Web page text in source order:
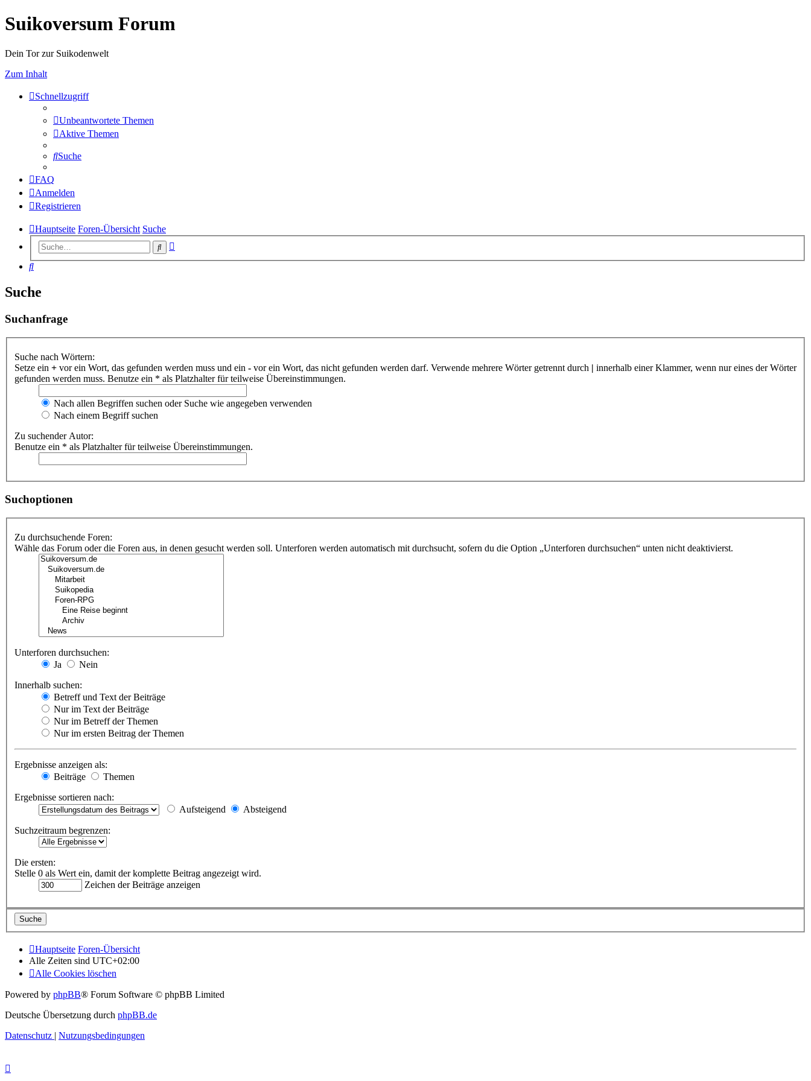
Suikoversum Forum
Dein Tor zur Suikodenwelt
Zum Inhalt
Schnellzugriff
Unbeantwortete Themen
Aktive Themen
Suche
FAQ
Anmelden
Registrieren
Hauptseite Foren-Übersicht Suche
Suche
Suche
Suche
Suchanfrage
Suche nach Wörtern:
Setze ein + vor ein Wort, das gefunden werden muss und ein - vor ein Wort, das nicht gefunden werden darf. Verwende mehrere Wörter getrennt durch | innerhalb einer Klammer, wenn nur eines der Wörter
gefunden werden muss. Benutze ein * als Platzhalter für teilweise Übereinstimmungen.
Nach allen Begriffen suchen oder Suche wie angegeben verwenden
Nach einem Begriff suchen
Zu suchender Autor:
Benutze ein * als Platzhalter für teilweise Übereinstimmungen.
Suchoptionen
Zu durchsuchende Foren:
Wähle das Forum oder die Foren aus, in denen gesucht werden soll. Unterforen werden automatisch mit durchsucht, sofern du die Option „Unterforen durchsuchen“ unten nicht deaktivierst.
Unterforen durchsuchen:
Ja
Nein
Innerhalb suchen:
Betreff und Text der Beiträge
Nur im Text der Beiträge
Nur im Betreff der Themen
Nur im ersten Beitrag der Themen
Ergebnisse anzeigen als:
Beiträge
Themen
Ergebnisse sortieren nach:
Aufsteigend
Absteigend
Suchzeitraum begrenzen:
Die ersten:
Stelle 0 als Wert ein, damit der komplette Beitrag angezeigt wird.
Zeichen der Beiträge anzeigen
Hauptseite Foren-Übersicht
Alle Zeiten sind UTC+02:00
Alle Cookies löschen
Powered by phpBB® Forum Software © phpBB Limited
Deutsche Übersetzung durch phpBB.de
Datenschutz | Nutzungsbedingungen